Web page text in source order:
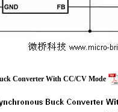
Converter With CC/CV Mode